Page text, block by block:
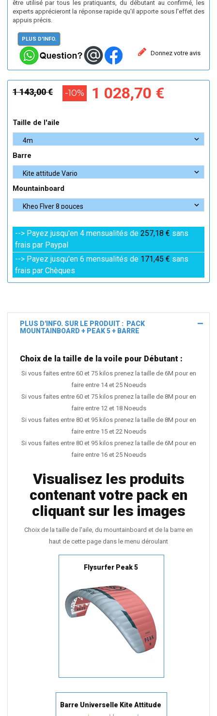
être utilisé par tous les pratiquants, du débutant au confirmé, les
experts apprécieront la réponse rapide qu'il apporte sous l'effet des
appuis précis.
PLUS D'INFO.
Donnez votre avis
1 143,00 € -10% 1 028,70 €
Taille de l'aile
Barre
Mountainboard
--> Payez jusqu'en 4 mensualités de 257,18 € sans
frais par Paypal
--> Payez jusqu'en 6 mensualités de 171,45 € sans
frais par Chèques
PLUS D'INFO. SUR LE PRODUIT : PACK
MOUNTAINBOARD + PEAK 5 + BARRE
Choix de la taille de la voile pour Débutant :
Si vous faites entre 60 et 75 kilos prenez la taille de 6M pour en
faire entre 14 et 25 Noeuds
Si vous faites entre 60 et 75 kilos prenez la taille de 8M pour en
faire entre 12 et 18 Noeuds
Si vous faites entre 80 et 95 kilos prenez la taille de 8M pour en
faire entre 15 et 22 Noeuds
Si vous faites entre 80 et 95 kilos prenez la taille de 6M pour en
faire entre 16 et 25 Noeuds
Visualisez les produits
contenant votre pack en
cliquant sur les images
Choix de la taille de l'aile, du mountainboard et de la barre en
haut de cette page dans le menu déroulant
Flysurfer Peak 5
Barre Universelle Kite Attitude